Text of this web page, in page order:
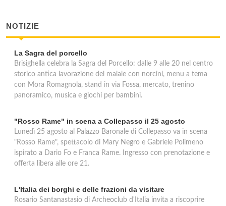
NOTIZIE
La Sagra del porcello
Brisighella celebra la Sagra del Porcello: dalle 9 alle 20 nel centro
storico antica lavorazione del maiale con norcini, menu a tema
con Mora Romagnola, stand in via Fossa, mercato, trenino
panoramico, musica e giochi per bambini.
"Rosso Rame" in scena a Collepasso il 25 agosto
Lunedì 25 agosto al Palazzo Baronale di Collepasso va in scena
"Rosso Rame", spettacolo di Mary Negro e Gabriele Polimeno
ispirato a Dario Fo e Franca Rame. Ingresso con prenotazione e
offerta libera alle ore 21.
L'Italia dei borghi e delle frazioni da visitare
Rosario Santanastasio di Archeoclub d'Italia invita a riscoprire